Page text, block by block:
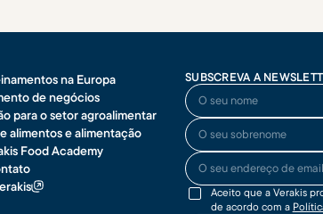
na Europa
de negócios
para o setor agroalimentar
alimentos e alimentação
Food Academy
SUBSCREVA A
O seu nome
O seu sobrenome
O seu endereço de email
Aceito que a Verakis
de acordo com a